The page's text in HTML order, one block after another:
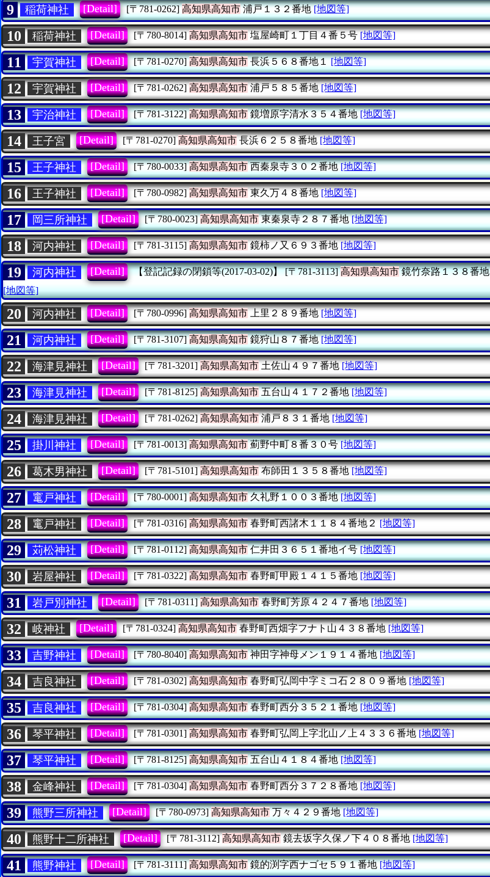
9 稲荷神社 [Detail] [〒781-0262] 高知県高知市浦戸１３２番地 [地図等]
10 稲荷神社 [Detail] [〒780-8014] 高知県高知市塩屋崎町１丁目４番５号 [地図等]
11 宇賀神社 [Detail] [〒781-0270] 高知県高知市長浜５６８番地１ [地図等]
12 宇賀神社 [Detail] [〒781-0262] 高知県高知市浦戸５８５番地 [地図等]
13 宇治神社 [Detail] [〒781-3122] 高知県高知市鏡増原字清水３５４番地 [地図等]
14 王子宮 [Detail] [〒781-0270] 高知県高知市長浜６２５８番地 [地図等]
15 王子神社 [Detail] [〒780-0033] 高知県高知市西秦泉寺３０２番地 [地図等]
16 王子神社 [Detail] [〒780-0982] 高知県高知市東久万４８番地 [地図等]
17 岡三所神社 [Detail] [〒780-0023] 高知県高知市東秦泉寺２８７番地 [地図等]
18 河内神社 [Detail] [〒781-3115] 高知県高知市鏡柿ノ又６９３番地 [地図等]
19 河内神社 [Detail] 【登記記録の閉鎖等(2017-03-02)】 [〒781-3113] 高知県高知市鏡竹奈路１３８番地
[地図等]
20 河内神社 [Detail] [〒780-0996] 高知県高知市上里２８９番地 [地図等]
21 河内神社 [Detail] [〒781-3107] 高知県高知市鏡狩山８７番地 [地図等]
22 海津見神社 [Detail] [〒781-3201] 高知県高知市土佐山４９７番地 [地図等]
23 海津見神社 [Detail] [〒781-8125] 高知県高知市五台山４１７２番地 [地図等]
24 海津見神社 [Detail] [〒781-0262] 高知県高知市浦戸８３１番地 [地図等]
25 掛川神社 [Detail] [〒781-0013] 高知県高知市薊野中町８番３０号 [地図等]
26 葛木男神社 [Detail] [〒781-5101] 高知県高知市布師田１３５８番地 [地図等]
27 竃戸神社 [Detail] [〒780-0001] 高知県高知市久礼野１００３番地 [地図等]
28 竃戸神社 [Detail] [〒781-0316] 高知県高知市春野町西諸木１１８４番地２ [地図等]
29 苅松神社 [Detail] [〒781-0112] 高知県高知市仁井田３６５１番地イ号 [地図等]
30 岩屋神社 [Detail] [〒781-0322] 高知県高知市春野町甲殿１４１５番地 [地図等]
31 岩戸別神社 [Detail] [〒781-0311] 高知県高知市春野町芳原４２４７番地 [地図等]
32 岐神社 [Detail] [〒781-0324] 高知県高知市春野町西畑字フナト山４３８番地 [地図等]
33 吉野神社 [Detail] [〒780-8040] 高知県高知市神田字神母メン１９１４番地 [地図等]
34 吉良神社 [Detail] [〒781-0302] 高知県高知市春野町弘岡中字ミコ石２８０９番地 [地図等]
35 吉良神社 [Detail] [〒781-0304] 高知県高知市春野町西分３５２１番地 [地図等]
36 琴平神社 [Detail] [〒781-0301] 高知県高知市春野町弘岡上字北山ノ上４３３６番地 [地図等]
37 琴平神社 [Detail] [〒781-8125] 高知県高知市五台山４１８４番地 [地図等]
38 金峰神社 [Detail] [〒781-0304] 高知県高知市春野町西分３７２８番地 [地図等]
39 熊野三所神社 [Detail] [〒780-0973] 高知県高知市万々４２９番地 [地図等]
40 熊野十二所神社 [Detail] [〒781-3112] 高知県高知市鏡去坂字久保ノ下４０８番地 [地図等]
41 熊野神社 [Detail] [〒781-3111] 高知県高知市鏡的渕字西ナゴセ５９１番地 [地図等]